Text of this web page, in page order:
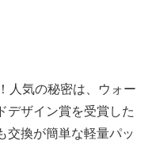
人気の秘密は、ウォー
デザイン賞を受賞した
交換が簡単な軽量パッ